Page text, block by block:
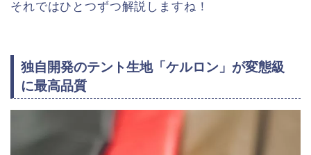
それではひとつずつ解説しますね！
独自開発のテント生地「ケルロン」が変態級
に最高品質